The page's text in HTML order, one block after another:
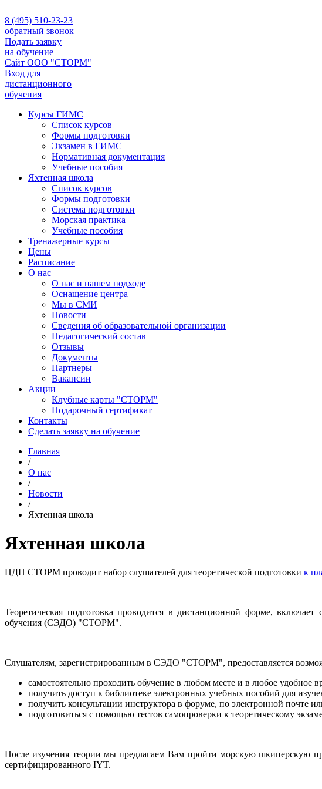
8 (495) 510-23-23
обратный звонок
Подать заявку
на обучение
Сайт ООО "СТОРМ"
Вход для
дистанционного
обучения
Курсы ГИМС
Список курсов
Формы подготовки
Экзамен в ГИМС
Нормативная документация
Учебные пособия
Яхтенная школа
Список курсов
Формы подготовки
Cистема подготовки
Морская практика
Учебные пособия
Тренажерные курсы
Цены
Расписание
О нас
О нас и нашем подходе
Оснащение центра
Мы в СМИ
Новости
Сведения об образовательной организации
Педагогический состав
Отзывы
Документы
Партнеры
Вакансии
Акции
Клубные карты "СТОРМ"
Подарочный сертификат
Контакты
Сделать заявку на обучение
Главная
/
О нас
/
Новости
/
Яхтенная школа
Яхтенная школа
ЦДП СТОРМ проводит набор слушателей для теоретической подготовки к
Теоретическая подготовка проводится в дистанционной форме, включает
обучения (СЭДО) "СТОРМ".
Слушателям, зарегистрированным в СЭДО "СТОРМ", предоставляется
самостоятельно проходить обучение в любом месте и в любое
получить доступ к библиотеке электронных учебных пособий для
получить консультации инструктора в форуме, по электронной почте
подготовиться с помощью тестов самопроверки к теоретическому
После изучения теории мы предлагаем Вам пройти морскую шкиперскую
сертифицированного IYT.